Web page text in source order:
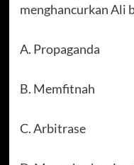
menghancurkan Ali
A. Propaganda
B. Memfitnah
C. Arbitrase